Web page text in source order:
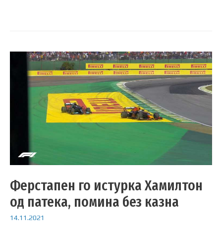
Ферстапен го истурка Хамилтон
од патека, помина без казна
14.11.2021